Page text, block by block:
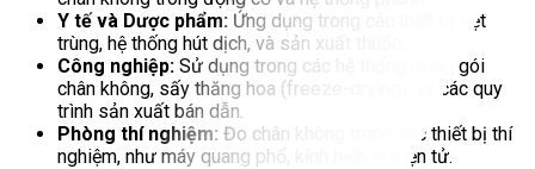
Y tế và Dược phẩm: Ứng dụng trong các thiết bị tiệt
trùng, hệ thống hút dịch, và sản xuất thuốc.
Công nghiệp: Sử dụng trong các hệ thống đóng gói
chân không, sấy thăng hoa (freeze-drying), và các quy
trình sản xuất bán dẫn.
Phòng thí nghiệm: Đo chân không trong các thiết bị thí
nghiệm, như máy quang phổ, kính hiển vi điện tử.